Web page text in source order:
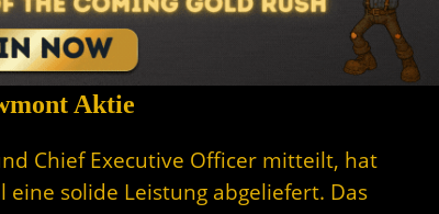
Aktie
Chief Executive Officer mitteilt, hat
solide Leistung abgeliefert. Das